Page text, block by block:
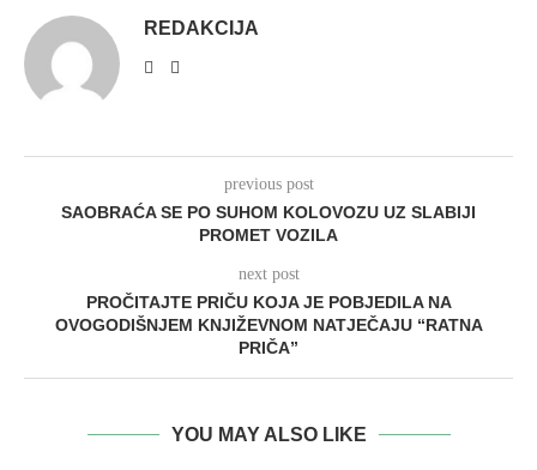
REDAKCIJA
previous post
SAOBRAĆA SE PO SUHOM KOLOVOZU UZ SLABIJI
PROMET VOZILA
next post
PROČITAJTE PRIČU KOJA JE POBJEDILA NA
OVOGODIŠNJEM KNJIŽEVNOM NATJEČAJU “RATNA
PRIČA”
YOU MAY ALSO LIKE